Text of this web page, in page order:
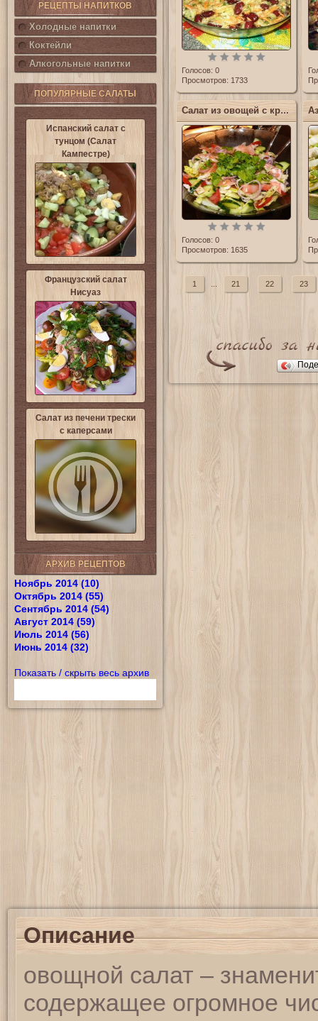
РЕЦЕПТЫ НАПИТКОВ
Холодные напитки
Коктейли
Алкогольные напитки
ПОПУЛЯРНЫЕ САЛАТЫ
Испанский салат с
тунцом (Салат
Кампестре)
Французский салат
Нисуаз
Салат из печени трески
с каперсами
АРХИВ РЕЦЕПТОВ
Ноябрь 2014 (10)
Октябрь 2014 (55)
Сентябрь 2014 (54)
Август 2014 (59)
Июль 2014 (56)
Июнь 2014 (32)
Показать / скрыть весь архив
Голосов: 0
Просмотров: 1733
Салат из овощей с крабовыми палочками
Голосов: 0
Просмотров: 1635
1 21 22 23
Описание
овощной салат –
содержащее огромное